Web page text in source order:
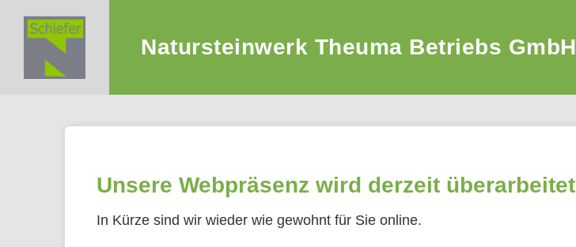
Natursteinwerk Theuma Betriebs GmbH
Unsere Webpräsenz wird derzeit überarbeitet
In Kürze sind wir wieder wie gewohnt für Sie online.